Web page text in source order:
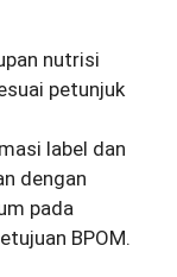
nutrisi
petunjuk
label dan
dengan
pada
BPOM.